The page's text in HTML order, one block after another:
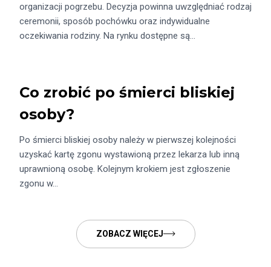
organizacji pogrzebu. Decyzja powinna uwzględniać rodzaj
ceremonii, sposób pochówku oraz indywidualne
oczekiwania rodziny. Na rynku dostępne są…
Co zrobić po śmierci bliskiej
osoby?
Po śmierci bliskiej osoby należy w pierwszej kolejności
uzyskać kartę zgonu wystawioną przez lekarza lub inną
uprawnioną osobę. Kolejnym krokiem jest zgłoszenie
zgonu w…
ZOBACZ WIĘCEJ